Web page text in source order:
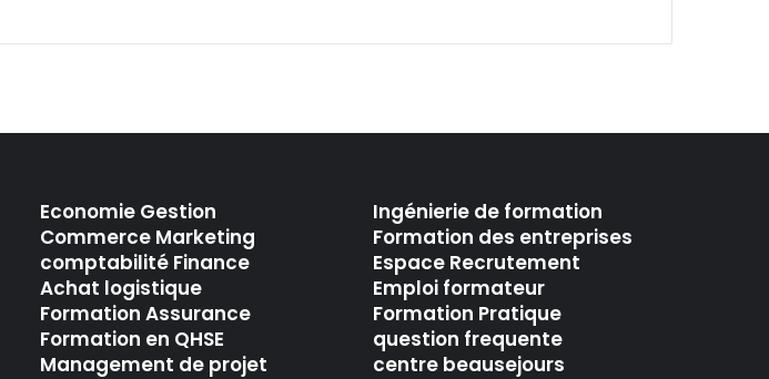
Economie Gestion
Commerce Marketing
comptabilité Finance
Achat logistique
Formation Assurance
Formation en QHSE
Management de projet
Ingénierie de formation
Formation des entreprises
Espace Recrutement
Emploi formateur
Formation Pratique
question frequente
centre beausejours